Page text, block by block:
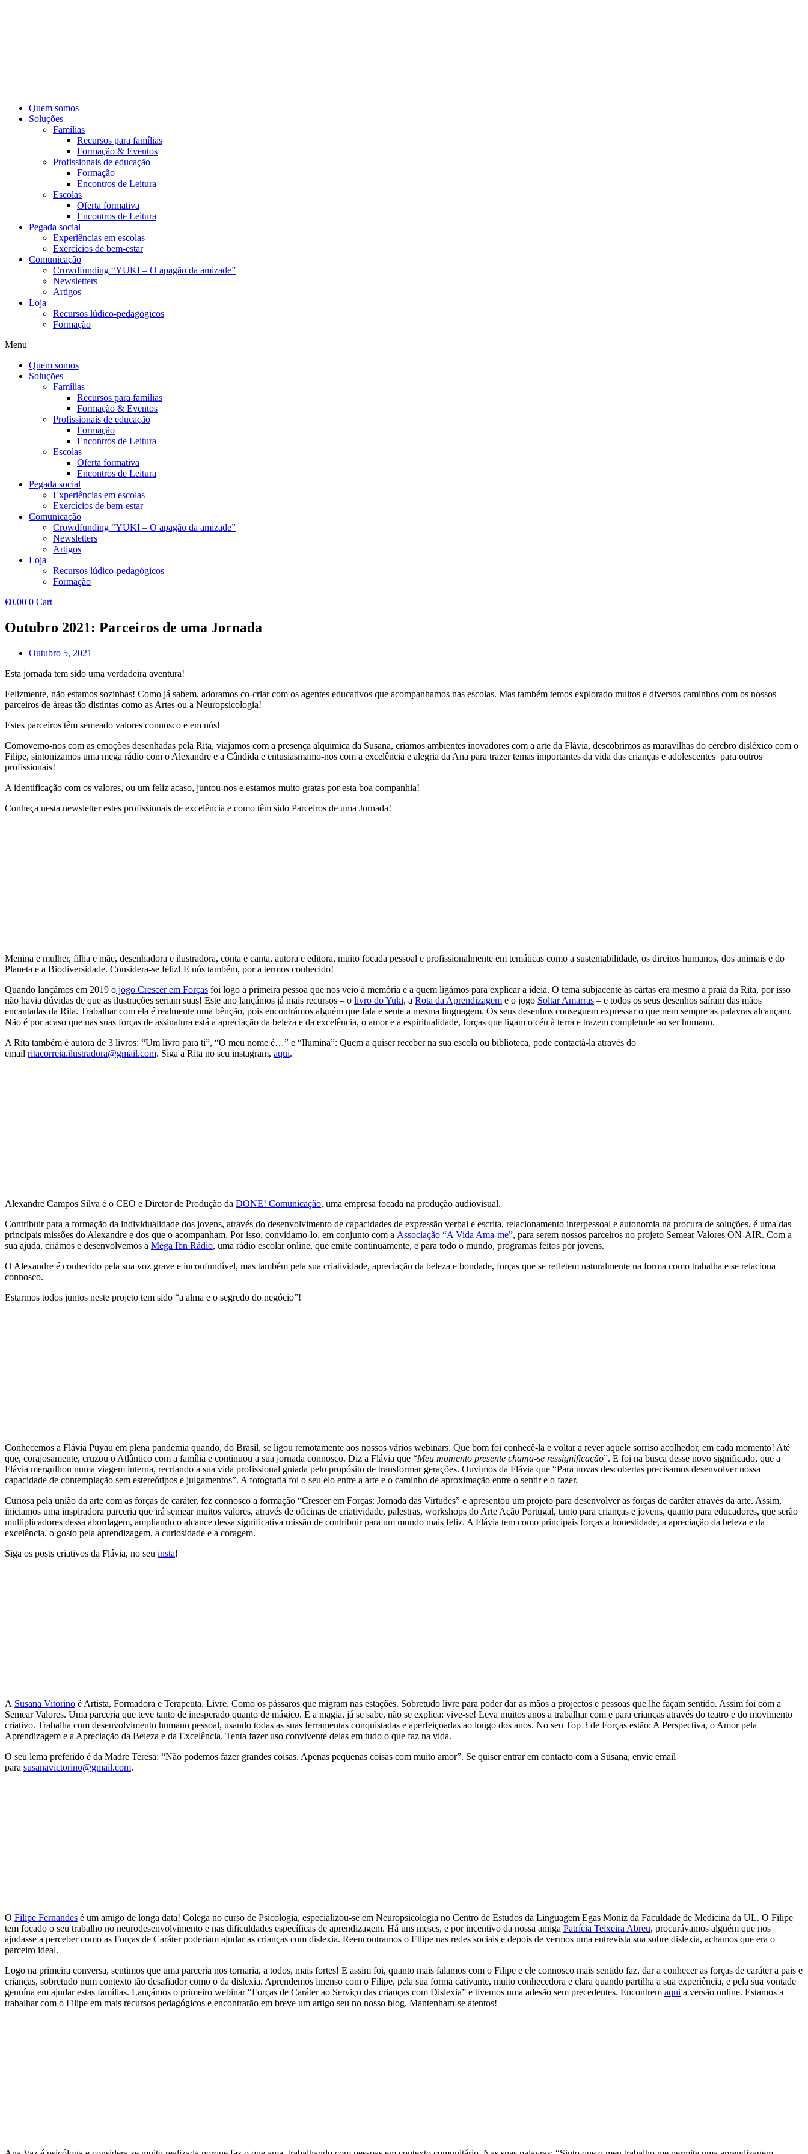
Quem somos
Soluções
Famílias
Recursos para famílias
Formação & Eventos
Profissionais de educação
Formação
Encontros de Leitura
Escolas
Oferta formativa
Encontros de Leitura
Pegada social
Experiências em escolas
Exercícios de bem-estar
Comunicação
Crowdfunding “YUKI – O apagão da amizade”
Newsletters
Artigos
Loja
Recursos lúdico-pedagógicos
Formação
Menu
Quem somos
Soluções
Famílias
Recursos para famílias
Formação & Eventos
Profissionais de educação
Formação
Encontros de Leitura
Escolas
Oferta formativa
Encontros de Leitura
Pegada social
Experiências em escolas
Exercícios de bem-estar
Comunicação
Crowdfunding “YUKI – O apagão da amizade”
Newsletters
Artigos
Loja
Recursos lúdico-pedagógicos
Formação
€0.00 0 Cart
Outubro 2021: Parceiros de uma Jornada
Outubro 5, 2021
Esta jornada tem sido uma verdadeira aventura!
Felizmente, não estamos sozinhas! Como já sabem, adoramos co-criar com os agentes educativos que acompanhamos nas escolas. Mas também temos explorado muitos e diversos caminhos com os nossos
parceiros de áreas tão distintas como as Artes ou a Neuropsicologia!
Estes parceiros têm semeado valores connosco e em nós!
Comovemo-nos com as emoções desenhadas pela Rita, viajamos com a presença alquímica da Susana, criamos ambientes inovadores com a arte da Flávia, descobrimos as maravilhas do cérebro disléxico com o
Filipe, sintonizamos uma mega rádio com o Alexandre e a Cândida e entusiasmamo-nos com a excelência e alegria da Ana para trazer temas importantes da vida das crianças e adolescentes para outros
profissionais!
A identificação com os valores, ou um feliz acaso, juntou-nos e estamos muito gratas por esta boa companhia!
Conheça nesta newsletter estes profissionais de excelência e como têm sido Parceiros de uma Jornada!
Menina e mulher, filha e mãe, desenhadora e ilustradora, conta e canta, autora e editora, muito focada pessoal e profissionalmente em temáticas como a sustentabilidade, os direitos humanos, dos animais e do
Planeta e a Biodiversidade. Considera-se feliz! E nós também, por a termos conhecido!
Quando lançámos em 2019 o jogo Crescer em Forças foi logo a primeira pessoa que nos veio à memória e a quem ligámos para explicar a ideia. O tema subjacente às cartas era mesmo a praia da Rita, por isso
não havia dúvidas de que as ilustrações seriam suas! Este ano lançámos já mais recursos – o livro do Yuki, a Rota da Aprendizagem e o jogo Soltar Amarras – e todos os seus desenhos saíram das mãos
encantadas da Rita. Trabalhar com ela é realmente uma bênção, pois encontrámos alguém que fala e sente a mesma linguagem. Os seus desenhos conseguem expressar o que nem sempre as palavras alcançam.
Não é por acaso que nas suas forças de assinatura está a apreciação da beleza e da excelência, o amor e a espiritualidade, forças que ligam o céu à terra e trazem completude ao ser humano.
A Rita também é autora de 3 livros: “Um livro para ti”, “O meu nome é…” e “Ilumina”: Quem a quiser receber na sua escola ou biblioteca, pode contactá-la através do
email ritacorreia.ilustradora@gmail.com. Siga a Rita no seu instagram, aqui.
Alexandre Campos Silva é o CEO e Diretor de Produção da DONE! Comunicação, uma empresa focada na produção audiovisual.
Contribuir para a formação da individualidade dos jovens, através do desenvolvimento de capacidades de expressão verbal e escrita, relacionamento interpessoal e autonomia na procura de soluções, é uma das
principais missões do Alexandre e dos que o acompanham. Por isso, convidamo-lo, em conjunto com a Associação “A Vida Ama-me”, para serem nossos parceiros no projeto Semear Valores ON-AIR. Com a
sua ajuda, criámos e desenvolvemos a Mega Ibn Rádio, uma rádio escolar online, que emite continuamente, e para todo o mundo, programas feitos por jovens.
O Alexandre é conhecido pela sua voz grave e inconfundível, mas também pela sua criatividade, apreciação da beleza e bondade, forças que se refletem naturalmente na forma como trabalha e se relaciona
connosco.
Estarmos todos juntos neste projeto tem sido “a alma e o segredo do negócio”!
Conhecemos a Flávia Puyau em plena pandemia quando, do Brasil, se ligou remotamente aos nossos vários webinars. Que bom foi conhecê-la e voltar a rever aquele sorriso acolhedor, em cada momento! Até
que, corajosamente, cruzou o Atlântico com a família e continuou a sua jornada connosco. Diz a Flávia que “Meu momento presente chama-se ressignificação”. E foi na busca desse novo significado, que a
Flávia mergulhou numa viagem interna, recriando a sua vida profissional guiada pelo propósito de transformar gerações. Ouvimos da Flávia que “Para novas descobertas precisamos desenvolver nossa
capacidade de contemplação sem estereótipos e julgamentos”. A fotografia foi o seu elo entre a arte e o caminho de aproximação entre o sentir e o fazer.
Curiosa pela união da arte com as forças de caráter, fez connosco a formação “Crescer em Forças: Jornada das Virtudes” e apresentou um projeto para desenvolver as forças de caráter através da arte. Assim,
iniciamos uma inspiradora parceria que irá semear muitos valores, através de oficinas de criatividade, palestras, workshops do Arte Ação Portugal, tanto para crianças e jovens, quanto para educadores, que serão
multiplicadores dessa abordagem, ampliando o alcance dessa significativa missão de contribuir para um mundo mais feliz. A Flávia tem como principais forças a honestidade, a apreciação da beleza e da
excelência, o gosto pela aprendizagem, a curiosidade e a coragem.
Siga os posts criativos da Flávia, no seu insta!
A Susana Vitorino é Artista, Formadora e Terapeuta. Livre. Como os pássaros que migram nas estações. Sobretudo livre para poder dar as mãos a projectos e pessoas que lhe façam sentido. Assim foi com a
Semear Valores. Uma parceria que teve tanto de inesperado quanto de mágico. E a magia, já se sabe, não se explica: vive-se! Leva muitos anos a trabalhar com e para crianças através do teatro e do movimento
criativo. Trabalha com desenvolvimento humano pessoal, usando todas as suas ferramentas conquistadas e aperfeiçoadas ao longo dos anos. No seu Top 3 de Forças estão: A Perspectiva, o Amor pela
Aprendizagem e a Apreciação da Beleza e da Excelência. Tenta fazer uso convivente delas em tudo o que faz na vida.
O seu lema preferido é da Madre Teresa: “Não podemos fazer grandes coisas. Apenas pequenas coisas com muito amor”. Se quiser entrar em contacto com a Susana, envie email
para susanavictorino@gmail.com.
O Filipe Fernandes é um amigo de longa data! Colega no curso de Psicologia, especializou-se em Neuropsicologia no Centro de Estudos da Linguagem Egas Moniz da Faculdade de Medicina da UL. O Filipe
tem focado o seu trabalho no neurodesenvolvimento e nas dificuldades específicas de aprendizagem. Há uns meses, e por incentivo da nossa amiga Patrícia Teixeira Abreu, procurávamos alguém que nos
ajudasse a perceber como as Forças de Caráter poderiam ajudar as crianças com dislexia. Reencontramos o FIlipe nas redes sociais e depois de vermos uma entrevista sua sobre dislexia, achamos que era o
parceiro ideal.
Logo na primeira conversa, sentimos que uma parceria nos tornaria, a todos, mais fortes! E assim foi, quanto mais falamos com o Filipe e ele connosco mais sentido faz, dar a conhecer as forças de caráter a pais e
crianças, sobretudo num contexto tão desafiador como o da dislexia. Aprendemos imenso com o Filipe, pela sua forma cativante, muito conhecedora e clara quando partilha a sua experiência, e pela sua vontade
genuína em ajudar estas famílias. Lançámos o primeiro webinar “Forças de Caráter ao Serviço das crianças com Dislexia” e tivemos uma adesão sem precedentes. Encontrem aqui a versão online. Estamos a
trabalhar com o Filipe em mais recursos pedagógicos e encontrarão em breve um artigo seu no nosso blog. Mantenham-se atentos!